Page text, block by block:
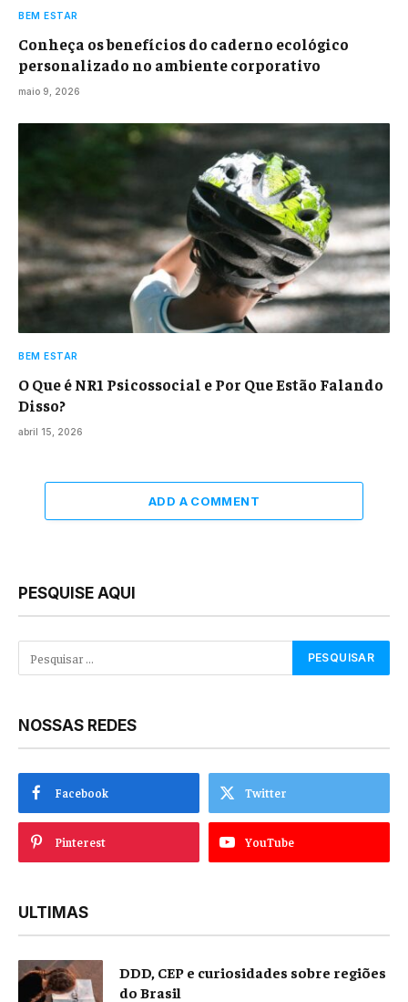
BEM ESTAR
Conheça os benefícios do caderno ecológico
personalizado no ambiente corporativo
maio 9, 2026
BEM ESTAR
O Que é NR1 Psicossocial e Por Que Estão Falando
Disso?
abril 15, 2026
ADD A COMMENT
PESQUISE AQUI
NOSSAS REDES
Facebook Twitter
Pinterest YouTube
ULTIMAS
DDD, CEP e curiosidades sobre regiões
do Brasil